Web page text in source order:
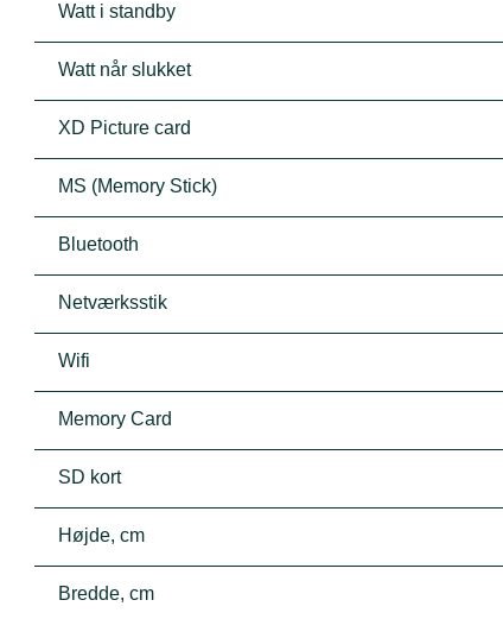
Watt i standby
Watt når slukket
XD Picture card
MS (Memory Stick)
Bluetooth
Netværksstik
Wifi
Memory Card
SD kort
Højde, cm
Bredde, cm